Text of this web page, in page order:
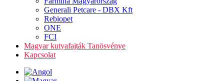
Generali Petcare - DBX Kft
Rebiopet
ONE
FCI
Magyar kutyafajták Tanösvénye
Kapcsolat